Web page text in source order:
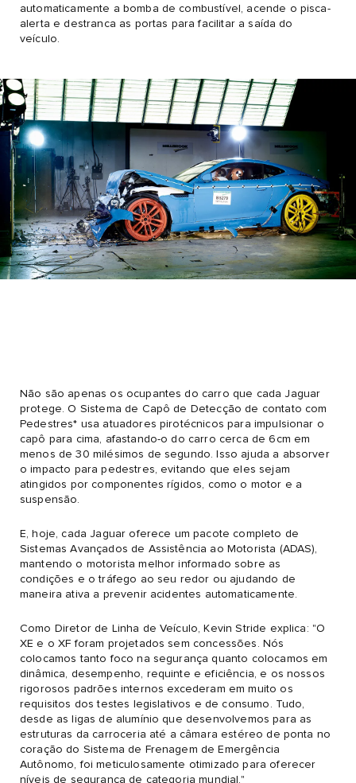
automaticamente a bomba de combustível, acende o pisca-
alerta e destranca as portas para facilitar a saída do
veículo.
Não são apenas os ocupantes do carro que cada Jaguar
protege. O Sistema de Capô de Detecção de contato com
Pedestres* usa atuadores pirotécnicos para impulsionar o
capô para cima, afastando-o do carro cerca de 6cm em
menos de 30 milésimos de segundo. Isso ajuda a absorver
o impacto para pedestres, evitando que eles sejam
atingidos por componentes rígidos, como o motor e a
suspensão.
E, hoje, cada Jaguar oferece um pacote completo de
Sistemas Avançados de Assistência ao Motorista (ADAS),
mantendo o motorista melhor informado sobre as
condições e o tráfego ao seu redor ou ajudando de
maneira ativa a prevenir acidentes automaticamente.
Como Diretor de Linha de Veículo, Kevin Stride explica: "O
XE e o XF foram projetados sem concessões. Nós
colocamos tanto foco na segurança quanto colocamos em
dinâmica, desempenho, requinte e eficiência, e os nossos
rigorosos padrões internos excederam em muito os
requisitos dos testes legislativos e de consumo. Tudo,
desde as ligas de alumínio que desenvolvemos para as
estruturas da carroceria até a câmara estéreo de ponta no
coração do Sistema de Frenagem de Emergência
Autônomo, foi meticulosamente otimizado para oferecer
níveis de segurança de categoria mundial."